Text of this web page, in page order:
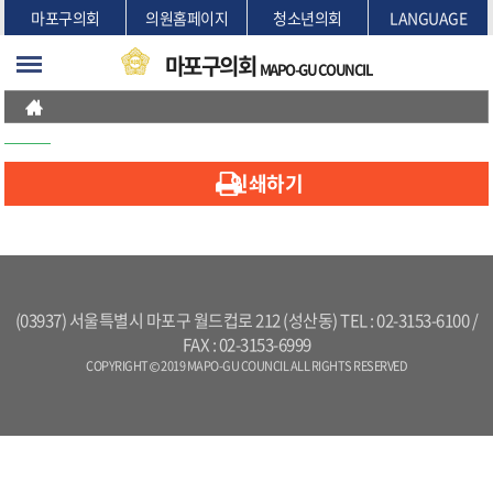
본문바로가기
마포구의회 의원홈페이지 청소년의회 LANGUAGE
마포구의회 MAPO-GU COUNCIL
인쇄하기
(03937) 서울특별시 마포구 월드컵로 212 (성산동) TEL : 02-3153-6100 /
FAX : 02-3153-6999
COPYRIGHT © 2019 MAPO-GU COUNCIL ALL RIGHTS RESERVED